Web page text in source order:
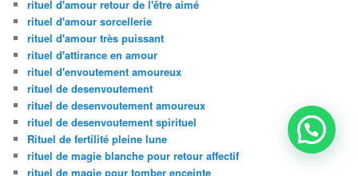
rituel d'amour retour de l'être aimé
rituel d'amour sorcellerie
rituel d'amour très puissant
rituel d'attirance en amour
rituel d'envoutement amoureux
rituel de desenvoutement
rituel de desenvoutement amoureux
rituel de desenvoutement spirituel
Rituel de fertilité pleine lune
rituel de magie blanche pour retour affectif
rituel de magie pour tomber enceinte